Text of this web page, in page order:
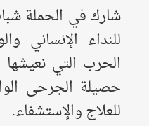
شارك في الحملة
للنداء
الحرب التي
حصيلة الجرحى
للعلاج والإستشفاء.